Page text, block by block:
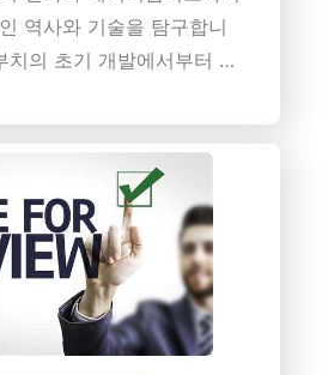
역사와 기술을 탐구합니
치의 초기 개발에서부터 오
량에서의 현대적 응용에
차저가 배기 가스 에너지
진 크기를 늘리지 않고도 출
시키는 방법을 배웁니다. 향
성과 배기 가스 감소를 포함
진의 중요한 이점을 발견하
와 열 관리의 도전 과제를
래를 바라보며, 혼합 및 전
화하는 환경 속에서 터보차